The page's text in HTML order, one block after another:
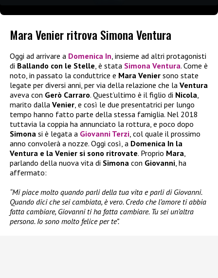
Mara Venier ritrova Simona Ventura
Oggi ad arrivare a Domenica In, insieme ad altri protagonisti
di Ballando con le Stelle, è stata Simona Ventura. Come è
noto, in passato la conduttrice e Mara Venier sono state
legate per diversi anni, per via della relazione che la Ventura
aveva con Gerò Carraro. Quest’ultimo è il figlio di Nicola,
marito dalla Venier, e così le due presentatrici per lungo
tempo hanno fatto parte della stessa famiglia. Nel 2018
tuttavia la coppia ha annunciato la rottura, e poco dopo
Simona si è legata a Giovanni Terzi, col quale il prossimo
anno convolerà a nozze. Oggi così, a Domenica In la
Ventura e la Venier si sono ritrovate. Proprio Mara,
parlando della nuova vita di Simona con Giovanni, ha
affermato:
“Mi piace molto quando parli della tua vita e parli di Giovanni.
Quando dici che sei cambiata, è vero. Credo che l’amore ti abbia
fatta cambiare, Giovanni ti ha fatta cambiare. Tu sei un’altra
persona. Io sono molto felice per te”.